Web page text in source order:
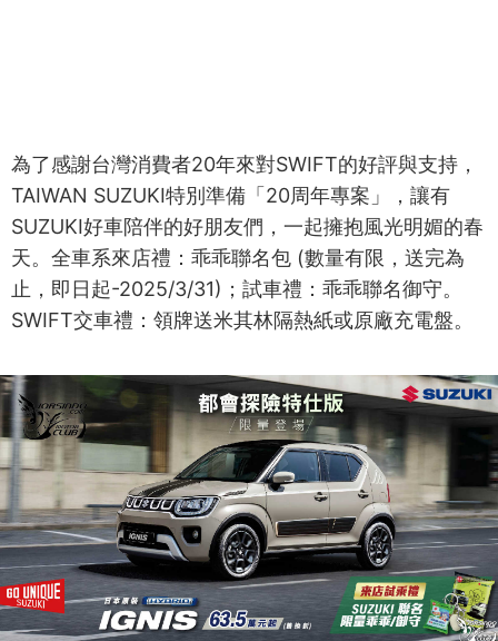
為了感謝台灣消費者20年來對SWIFT的好評與支持，
TAIWAN SUZUKI特別準備「20周年專案」，讓有
SUZUKI好車陪伴的好朋友們，一起擁抱風光明媚的春
天。全車系來店禮：乖乖聯名包 (數量有限，送完為
止，即日起-2025/3/31)；試車禮：乖乖聯名御守。
SWIFT交車禮：領牌送米其林隔熱紙或原廠充電盤。